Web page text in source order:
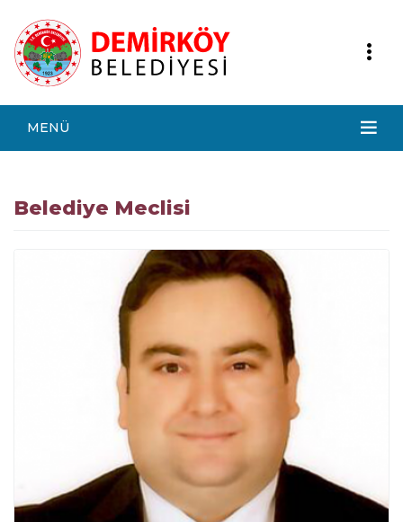
MENÜ
Belediye Meclisi